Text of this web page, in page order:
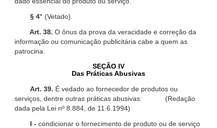
§ 4° (Vetado).
Art. 38. O ônus da prova da veracidade e correção da
informação ou comunicação publicitária cabe a quem as
patrocina.
SEÇÃO IV
Das Práticas Abusivas
Art. 39. É vedado ao fornecedor de produtos ou
serviços, dentre outras práticas abusivas: (Redação
dada pela Lei nº 8.884, de 11.6.1994)
I - condicionar o fornecimento de produto ou de serviço